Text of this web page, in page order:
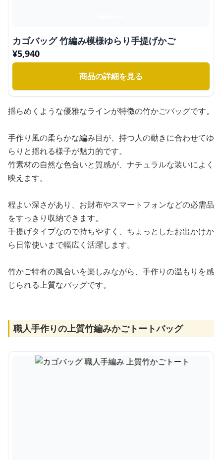
カゴバッグ 竹編み模様ゆらり手提げかご
¥5,940
商品の詳細を見る
揺らめくような優雅なラインが特徴の竹かごバッグです。
手作り風の柔らかな編み目が、持つ人の動きに合わせてゆ
らりと揺れる様子が魅力的です。
竹素材の自然な色合いと質感が、ナチュラルな装いによく
映えます。
程よい深さがあり、お財布やスマートフォンなどの必需品
をすっきり収納できます。
手提げタイプなので持ちやすく、ちょっとしたお出かけか
ら日常使いまで幅広く活躍します。
竹かご特有の風合いを楽しみながら、手作りの温もりを感
じられる上質なバッグです。
職人手作りの上質竹編みかごトートバッグ